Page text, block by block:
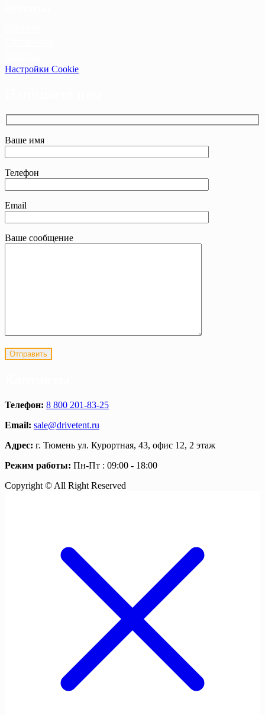
Настройки Cookie
Ваше имя
Телефон
Email
Ваше сообщение
Телефон: 8 800 201-83-25
Email: sale@drivetent.ru
Адрес: г. Тюмень ул. Курортная, 43, офис 12, 2 этаж
Режим работы: Пн-Пт : 09:00 - 18:00
Copyright © All Right Reserved